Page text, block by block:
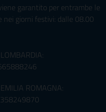
garantito per entrambe le
nei giorni festivi: dalle 08.00
ROMAGNA: